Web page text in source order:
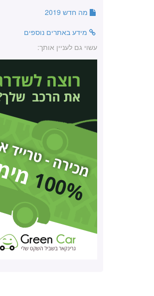
מה חדש 2019
מידע באתרים נוספים
עשוי גם לעניין אותך: